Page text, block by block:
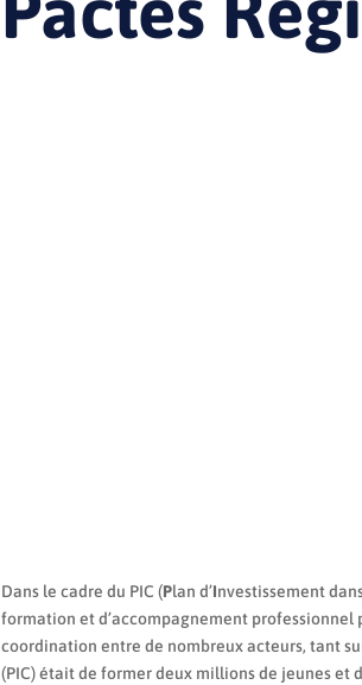
Dans le cadre du PIC (Plan d’Investissement
formation et d’accompagnement
coordination entre de nombreux acteurs, tant
(PIC) était de former deux millions de jeunes et